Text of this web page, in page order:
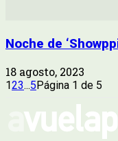
Noche de
18 agosto, 2023
123...5Página 1 de 5